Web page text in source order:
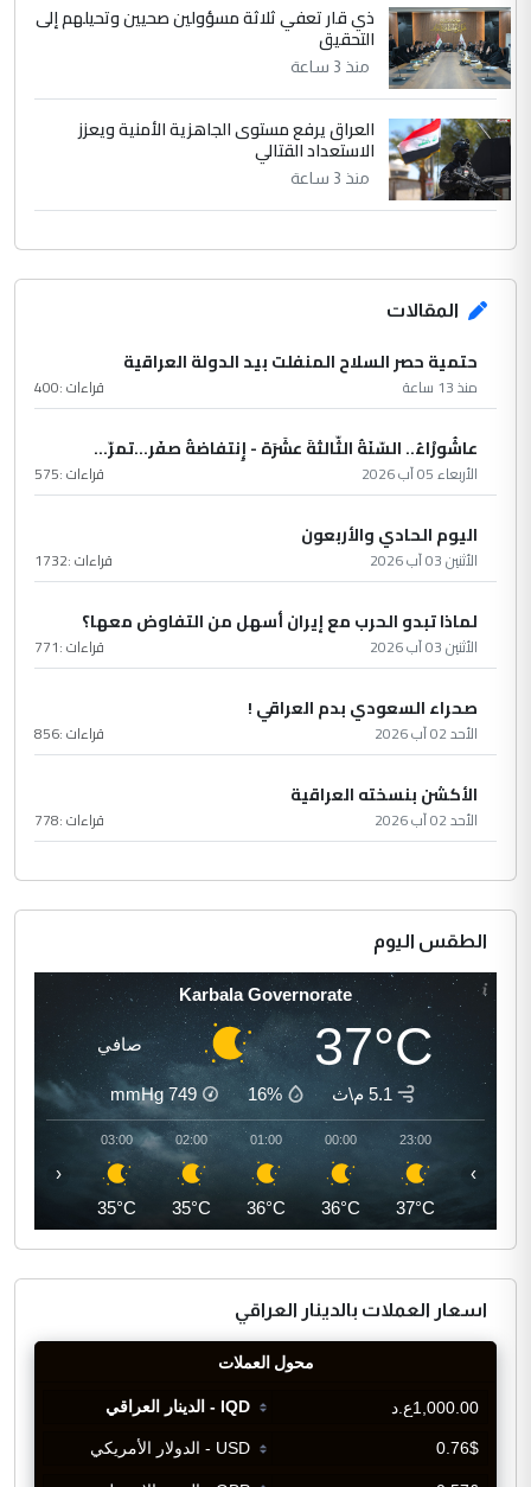
ذي قار تعفي ثلاثة مسؤولين صحيين وتحيلهم إلى
التحقيق
منذ 3 ساعة
العراق يرفع مستوى الجاهزية الأمنية ويعزز
الاستعداد القتالي
منذ 3 ساعة
المقالات
حتمية حصر السلاح المنفلت بيد الدولة العراقية
منذ 13 ساعة قراءات :400
عاشُورْاءُ.. السّنَةُ الثّالثةَ عشَرَة - إِنتفاضةُ صفَر…تمرّ...
الأربعاء 05 آب 2026 قراءات :575
اليوم الحادي والأربعون
الأثنين 03 آب 2026 قراءات :1732
لماذا تبدو الحرب مع إيران أسهل من التفاوض معها؟
الأثنين 03 آب 2026 قراءات :771
صحراء السعودي بدم العراقي !
الأحد 02 آب 2026 قراءات :856
الأكشن بنسخته العراقية
الأحد 02 آب 2026 قراءات :778
الطقس اليوم
Karbala Governorate
37°C صافي
5.1 م\ث 16%
749
mmHg
23:00
37°C
00:00
36°C
01:00
36°C
02:00
35°C
03:00
35°C
‹ ›
اسعار العملات بالدينار العراقي